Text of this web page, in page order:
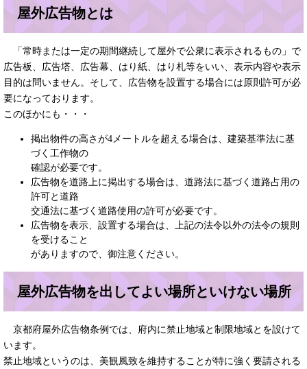
屋外広告物とは
「常時または一定の期間継続して屋外で公衆に表示されるもの」で
広告板、広告塔、広告幕、はり紙、はり札等をいい、表示内容や表示
目的は問いません。そして、広告物を設置する場合には原則許可が必
要になっております。
このほかにも・・・
掲出物件の高さが4メートルを超える場合は、建築基準法に基
づく工作物の
確認が必要です。
広告物を道路上に掲出する場合は、道路法に基づく道路占用の
許可と道路
交通法に基づく道路使用の許可が必要です。
広告物を表示、設置する場合は、上記の法令以外の法令の規則
を受けること
がありますので、御注意ください。
屋外広告物を出してよい場所といけない場所
京都府屋外広告物条例では、府内に禁止地域と制限地域とを設けて
います。
禁止地域というのは、美観風致を維持することが特に強く要請される